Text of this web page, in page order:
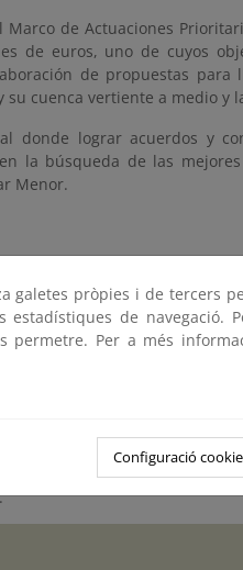
de Actuaciones
de euros, uno de cuyos
de propuestas para
cuenca vertiente a medio y
donde lograr acuerdos y
la búsqueda de las
Menor.
en otros municipios de
que se están
organizaciones implicadas
las políticas de cada
galetes pròpies i de tercers
estadístiques de navegació.
Per a més
Configuració